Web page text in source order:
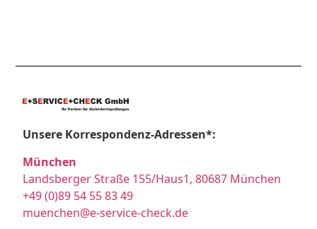
Unsere Korrespondenz-Adressen*:
München
Landsberger Straße 155/Haus1, 80687 München
+49 (0)89 54 55 83 49
muenchen@e-service-check.de